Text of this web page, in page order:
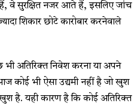
वे सुरक्षित नजर आते हैं, इसलिए जांच
शिकार छोटे कारोबार करनेवाले
अतिरिक्त निवेश करना या अपने
कोई भी ऐसा उद्यमी नहीं है जो खुश
है. यही कारण है कि कोई अतिरिक्त